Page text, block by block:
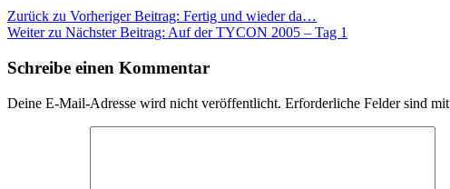
Zurück zu Vorheriger Beitrag: Fertig und wieder da…
Weiter zu Nächster Beitrag: Auf der TYCON 2005 – Tag 1
Schreibe einen Kommentar
Deine E-Mail-Adresse wird nicht veröffentlicht. Erforderliche Felder sind mit